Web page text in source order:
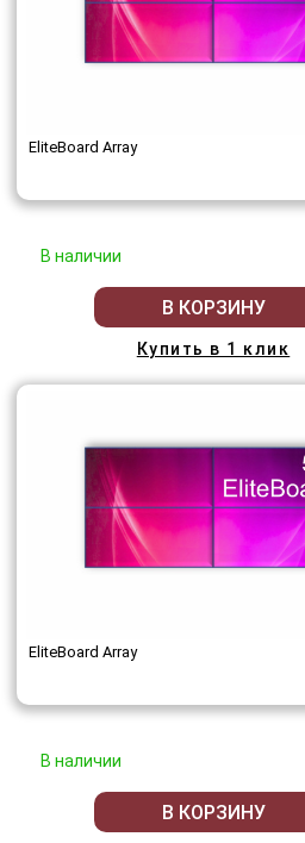
EliteBoard Array
В наличии
В КОРЗИНУ
Купить в 1 клик
EliteBoard Array
В наличии
В КОРЗИНУ